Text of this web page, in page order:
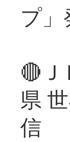
プ」
🔴
県
信